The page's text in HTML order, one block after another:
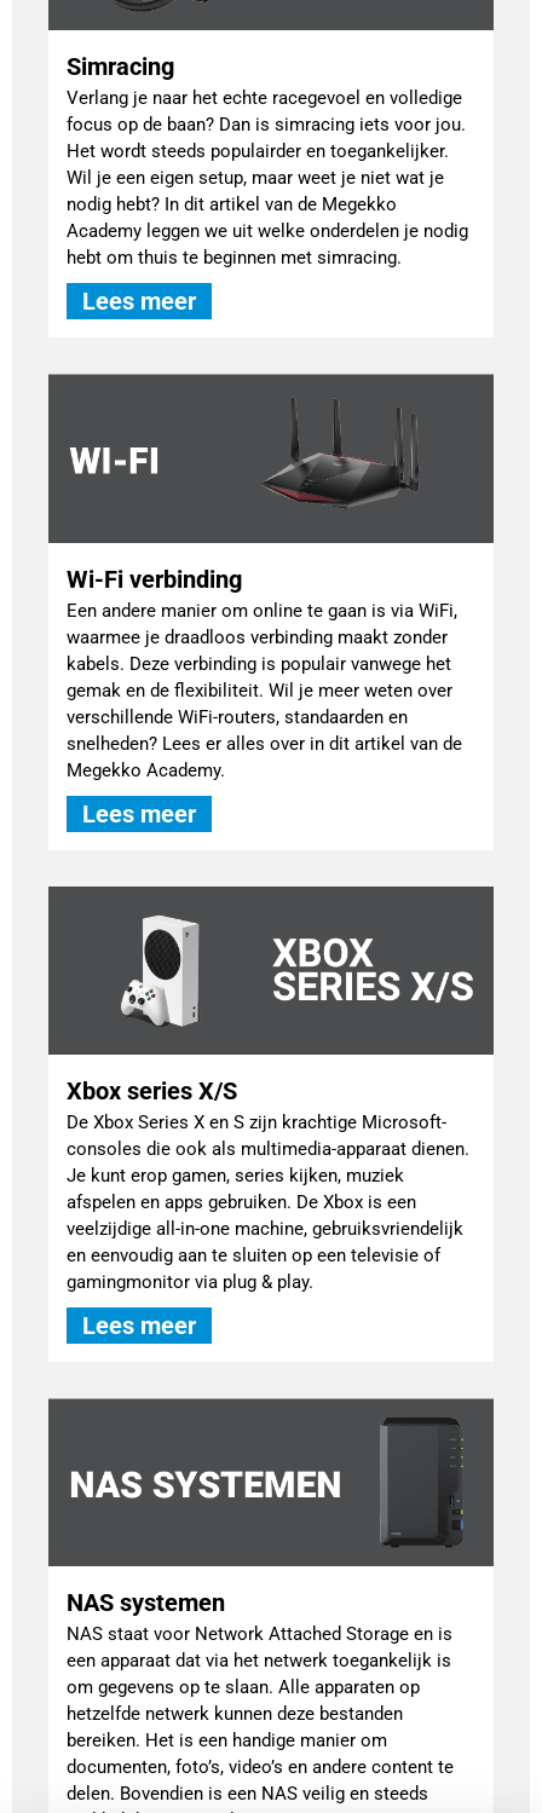
Simracing
Verlang je naar het echte racegevoel en volledige
focus op de baan? Dan is simracing iets voor jou.
Het wordt steeds populairder en toegankelijker.
Wil je een eigen setup, maar weet je niet wat je
nodig hebt? In dit artikel van de Megekko
Academy leggen we uit welke onderdelen je nodig
hebt om thuis te beginnen met simracing.
Lees meer
Wi-Fi verbinding
Een andere manier om online te gaan is via WiFi,
waarmee je draadloos verbinding maakt zonder
kabels. Deze verbinding is populair vanwege het
gemak en de flexibiliteit. Wil je meer weten over
verschillende WiFi-routers, standaarden en
snelheden? Lees er alles over in dit artikel van de
Megekko Academy.
Lees meer
Xbox series X/S
De Xbox Series X en S zijn krachtige Microsoft-
consoles die ook als multimedia-apparaat dienen.
Je kunt erop gamen, series kijken, muziek
afspelen en apps gebruiken. De Xbox is een
veelzijdige all-in-one machine, gebruiksvriendelijk
en eenvoudig aan te sluiten op een televisie of
gamingmonitor via plug & play.
Lees meer
NAS systemen
NAS staat voor Network Attached Storage en is
een apparaat dat via het netwerk toegankelijk is
om gegevens op te slaan. Alle apparaten op
hetzelfde netwerk kunnen deze bestanden
bereiken. Het is een handige manier om
documenten, foto’s, video’s en andere content te
delen. Bovendien is een NAS veilig en steeds